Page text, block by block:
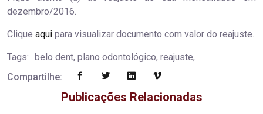
dezembro/2016.
Clique aqui para visualizar documento com valor do reajuste.
Tags:
belo dent, plano odontológico, reajuste,
Compartilhe:
Publicações Relacionadas